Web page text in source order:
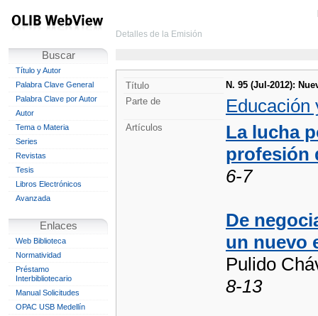
Buscar
Título y Autor
Palabra Clave General
Palabra Clave por Autor
Autor
Tema o Materia
Series
Revistas
Tesis
Libros Electrónicos
Avanzada
Enlaces
Web Biblioteca
Normatividad
Préstamo
Interbibliotecario
Manual Solicitudes
OPAC USB Medellín
Detalles de la Emisión
Título
N. 95 (Jul-2012):
Parte de
Educación
Artículos
La lucha
profesión
6-7
De
un nuevo
Pulido
8-13